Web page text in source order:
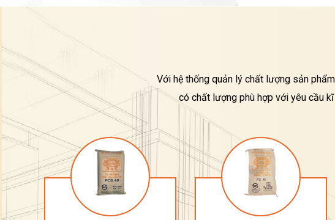
Với hệ thống quản lý chất lượng sản
có chất lượng phù hợp với yêu cầu